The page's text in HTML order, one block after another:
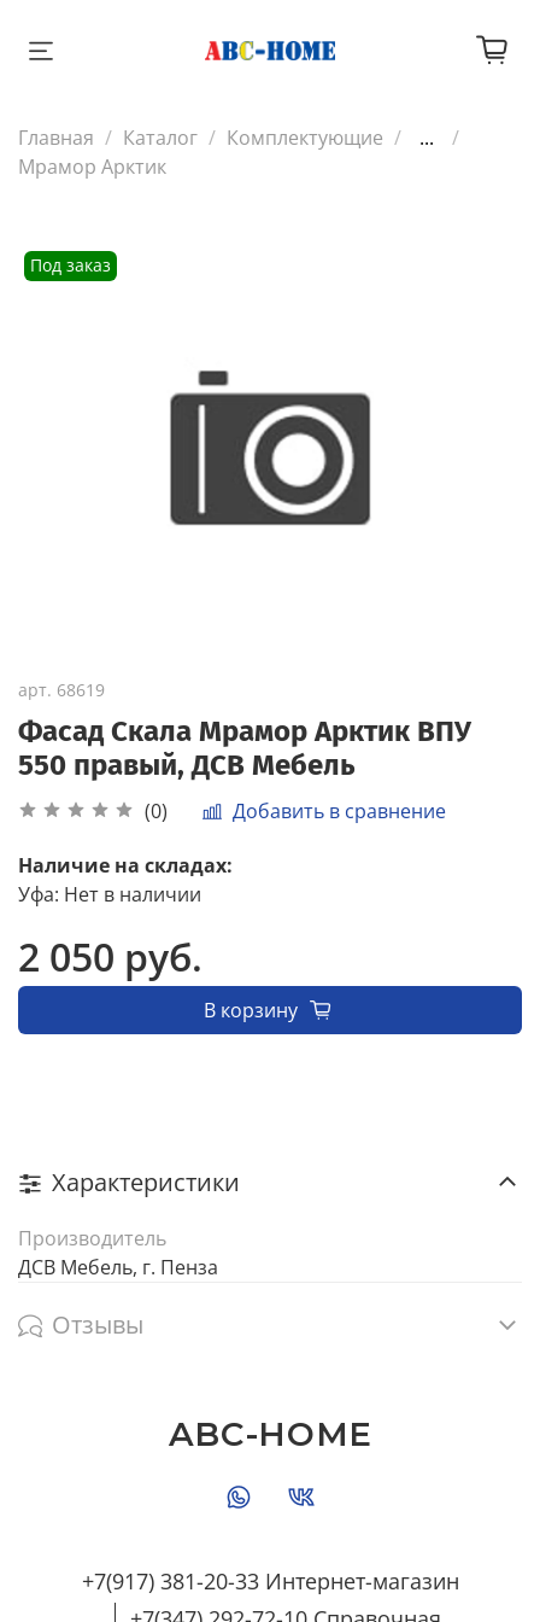
Главная Каталог Комплектующие
...
Мрамор Арктик
Под заказ
арт. 68619
Фасад Скала Мрамор Арктик ВПУ
550 правый, ДСВ Мебель
(0) Добавить в сравнение
Наличие на складах:
Уфа: Нет в наличии
2 050 руб.
В корзину
Характеристики
Производитель
ДСВ Мебель, г. Пенза
Отзывы
+7(917) 381-20-33 Интернет-магазин
ABC-HOME